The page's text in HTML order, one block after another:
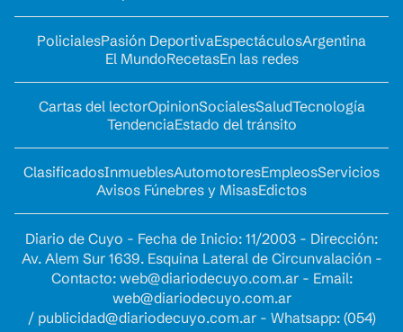
PolicialesPasión DeportivaEspectáculosArgentina
El MundoRecetasEn las redes
Cartas del lectorOpinionSocialesSaludTecnología
TendenciaEstado del tránsito
ClasificadosInmueblesAutomotoresEmpleosServicios
Avisos Fúnebres y MisasEdictos
Diario de Cuyo - Fecha de Inicio: 11/2003 - Dirección:
Av. Alem Sur 1639. Esquina Lateral de Circunvalación -
Contacto: web@diariodecuyo.com.ar- Email:
web@diariodecuyo.com.ar
/ publicidad@diariodecuyo.com.ar- Whatsapp: (054)